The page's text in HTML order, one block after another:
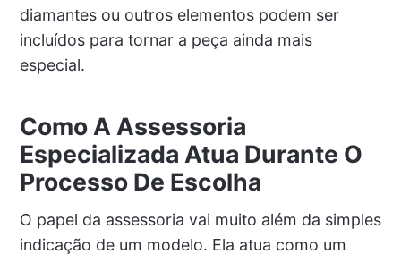
diamantes ou outros elementos podem ser
incluídos para tornar a peça ainda mais
especial.
Como A Assessoria
Especializada Atua Durante O
Processo De Escolha
O papel da assessoria vai muito além da simples
indicação de um modelo. Ela atua como um